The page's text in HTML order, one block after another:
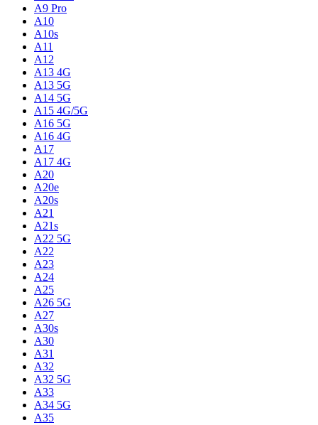
A9 Pro
A10
A10s
A11
A12
A13 4G
A13 5G
A14 5G
A15 4G/5G
A16 5G
A16 4G
A17
A17 4G
A20
A20e
A20s
A21
A21s
A22 5G
A22
A23
A24
A25
A26 5G
A27
A30s
A30
A31
A32
A32 5G
A33
A34 5G
A35